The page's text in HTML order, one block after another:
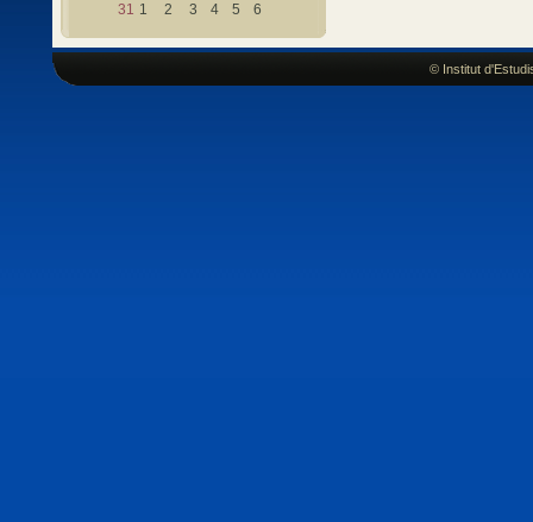
31 1 2 3 4 5 6
© Institut